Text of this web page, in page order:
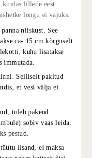
kuidas lillede eest
longu ei vajuks.
niiskust. See
ca- 15 cm kõrguselt
kuhu lisatakse
immutada.
Selliselt pakitud
et vesi välja ei
tuleb pakend
sobiv vaas leida.
pestud.
lisand, ei maksa